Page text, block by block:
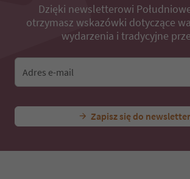
43
45
47
48
Dzięki newsletterowi
otrzymasz wskazówki dotyczące
wydarzenia i tradycyjne
Adres e-mail
Zapisz się do